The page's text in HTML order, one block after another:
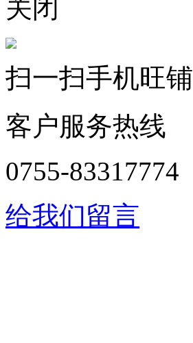
关闭
扫一扫手机旺铺
客户服务热线
0755-83317774
给我们留言